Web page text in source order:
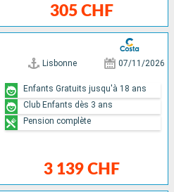
305 CHF
Lisbonne 07/11/2026
3 139 CHF
Enfants Gratuits jusqu'à 18 ans
Club Enfants dès 3 ans
Pension complète